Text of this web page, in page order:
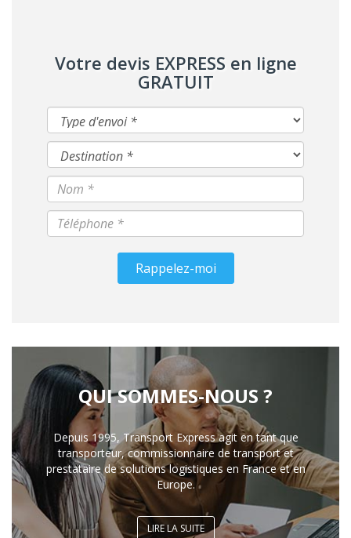
Votre devis EXPRESS en ligne
GRATUIT
Rappelez-moi
QUI SOMMES-NOUS ?
Depuis 1995, Transport Express agit en tant que
transporteur, commissionnaire de transport et
prestataire de solutions logistiques en France et en
Europe.
LIRE LA SUITE